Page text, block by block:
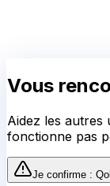
Vous
Aidez les autres
fonctionne pas
Je confirme :